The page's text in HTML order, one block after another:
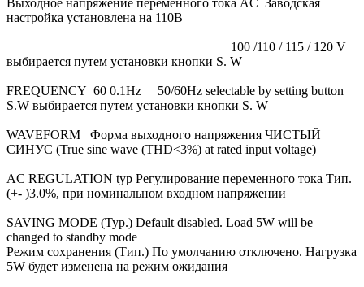
настройка установлена на 110В
100 /110 / 115 / 120 V
выбирается путем установки кнопки S. W
FREQUENCY 60 0.1Hz 50/60Hz selectable by setting button
S.W выбирается путем установки кнопки S. W
WAVEFORM Форма выходного напряжения ЧИСТЫЙ
СИНУС (True sine wave (THD<3%) at rated input voltage)
AC REGULATION typ Регулирование переменного тока Тип.
(+- )3.0%, при номинальном входном напряжении
SAVING MODE (Typ.) Default disabled. Load 5W will be
changed to standby mode
Режим сохранения (Тип.) По умолчанию отключено. Нагрузка
5W будет изменена на режим ожидания